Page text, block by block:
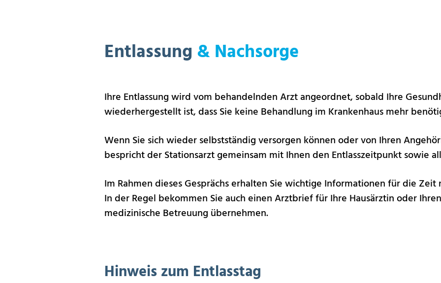
Entlassung & Nachsorge
Ihre Entlassung wird vom behandelnden Arzt angeordnet, sobald Ihre
wiederhergestellt ist, dass Sie keine Behandlung im Krankenhaus mehr
Wenn Sie sich wieder selbstständig versorgen können oder von Ihren
bespricht der Stationsarzt gemeinsam mit Ihnen den Entlasszeitpunkt sowie
Im Rahmen dieses Gesprächs erhalten Sie wichtige Informationen für die
In der Regel bekommen Sie auch einen Arztbrief für Ihre Hausärztin oder
medizinische Betreuung übernehmen.
Hinweis zum Entlasstag